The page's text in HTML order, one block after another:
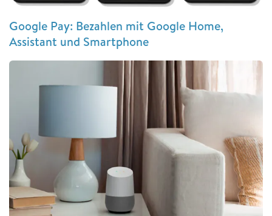
Google Pay: Bezahlen mit Google Home,
Assistant und Smartphone